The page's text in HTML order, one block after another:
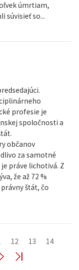
úmrtiam,
súvisieť so...
profesie je
spoločnosti a
občanov
za samotné
práve lichotivá. Z
že až 72 %
štát, čo
12 13 14